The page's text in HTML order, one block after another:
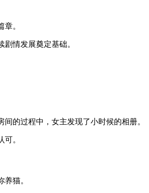
。
情发展奠定基础。
的过程中，女主发现了小时候的相册。
。
猫。